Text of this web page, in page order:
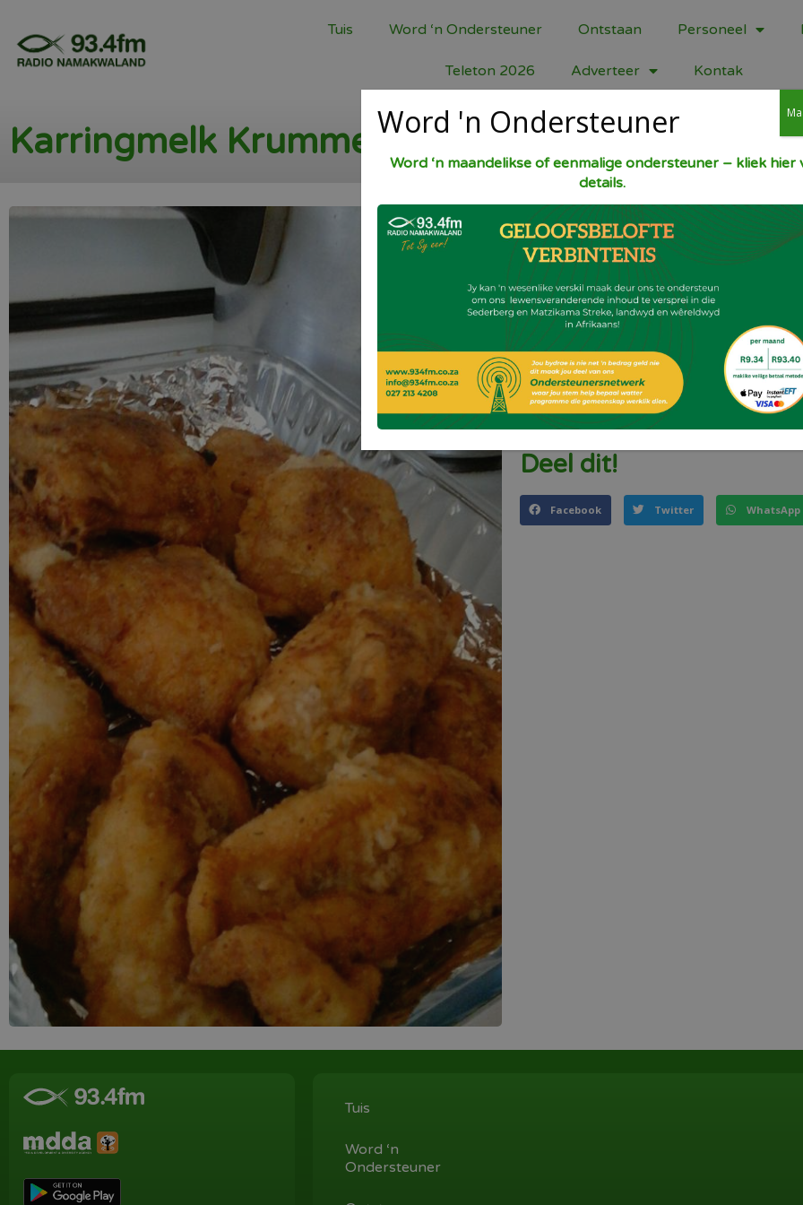
Tuis Word ‘n Ondersteuner Ontstaan Personeel
Teleton 2026 Adverteer Kontak
Karringmelk Krummel Hoender
Plaas 12 stukke hoender in enkellaag in
ringe bo-oor. Gooi 500 ml karringmelk
Plaas oornag in yskas. Meng 1 k
tiemie, 1 t rooipeper en 1 t sout. Vee al
en sprinkel met hoenderspeserye. Rol
Laat vir 15 minute staan. Maak olie
Braai hoenderstukke 15 minute aan een
15 minute. Dreineer op kombuispapier
met tinfoelie en plaas in oond van 140 gr
gebakte uieringe, gebakte aartappels en
Deel dit!
Facebook Twitter WhatsApp
Tuis
Word ‘n
Ondersteuner
Word 'n Ondersteuner
Word ‘n maandelikse of eenmalige ondersteuner – kliek hier
details.